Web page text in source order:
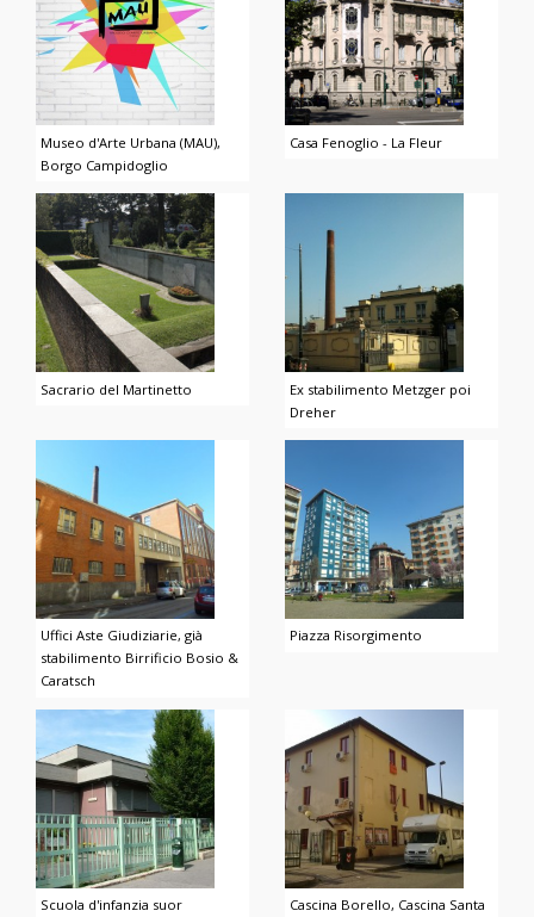
Museo d'Arte Urbana (MAU),
Borgo Campidoglio
Casa Fenoglio - La Fleur
Sacrario del Martinetto
Ex stabilimento Metzger poi
Dreher
Uffici Aste Giudiziarie, già
stabilimento Birrificio Bosio &
Caratsch
Piazza Risorgimento
Scuola d'infanzia suor
Cascina Borello, Cascina Santa